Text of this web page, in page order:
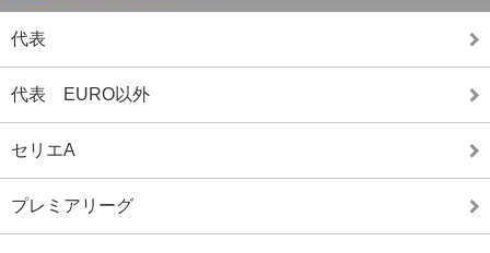
代表
代表 EURO以外
セリエA
プレミアリーグ